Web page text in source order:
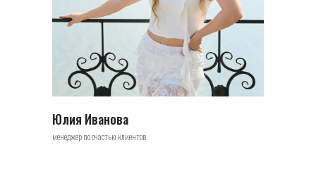
Юлия Иванова
менеджер по счастью клиентов